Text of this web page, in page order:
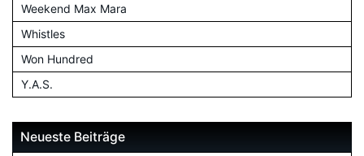
Weekend Max Mara
Whistles
Won Hundred
Y.A.S.
Neueste Beiträge